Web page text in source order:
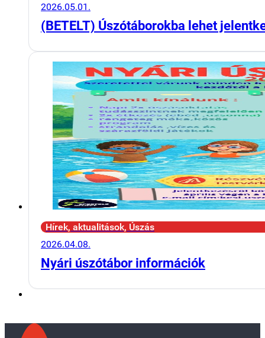
2026.05.01.
(BETELT) Úszótáborokba lehet
Hírek, aktualitások, Úszás
2026.04.08.
Nyári úszótábor információk